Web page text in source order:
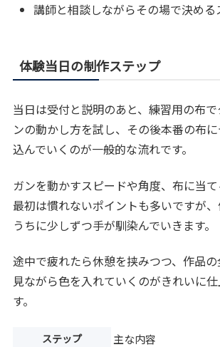
講師と相談しながらその場で決める
体験当日の制作ステップ
当日は受付と説明のあと、練習用の布
ンの動かし方を試し、その後本番の布
込んでいくのが一般的な流れです。
ガンを動かすスピードや角度、布に当て
最初は慣れないポイントも多いですが
うちに少しずつ手が馴染んでいきます。
途中で疲れたら休憩を挟みつつ、作品
見ながら色を入れていくのがきれいに
す。
ステップ 主な内容